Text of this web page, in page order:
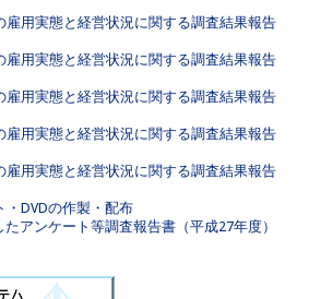
用実態と経営状況に関する調査結果報告
用実態と経営状況に関する調査結果報告
用実態と経営状況に関する調査結果報告
用実態と経営状況に関する調査結果報告
用実態と経営状況に関する調査結果報告
・DVDの作製・配布
アンケート等調査報告書（平成27年度）